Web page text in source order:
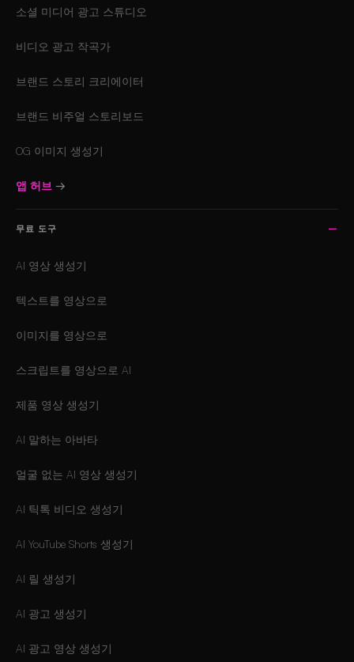
소셜 미디어 광고 스튜디오
비디오 광고 작곡가
브랜드 스토리 크리에이터
브랜드 비주얼 스토리보드
OG 이미지 생성기
앱 허브 →
무료 도구
AI 영상 생성기
텍스트를 영상으로
이미지를 영상으로
스크립트를 영상으로 AI
제품 영상 생성기
AI 말하는 아바타
얼굴 없는 AI 영상 생성기
AI 틱톡 비디오 생성기
AI YouTube Shorts 생성기
AI 릴 생성기
AI 광고 생성기
AI 광고 영상 생성기